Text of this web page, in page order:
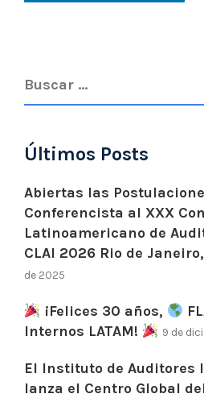
Últimos Posts
Abiertas las
Conferencista al XXX
Latinoamericano de
CLAI 2026 Rio de
de 2025
¡Felices 30 años,
Internos LATAM!
9 de
El Instituto de Auditores
lanza el Centro Global